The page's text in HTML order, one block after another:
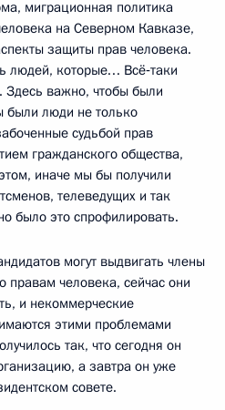
миграционная политика
на Северном Кавказе,
защиты прав человека.
людей, которые… Всё‑таки
Здесь важно, чтобы были
были люди не только
судьбой прав
гражданского общества,
иначе мы бы получили
телеведущих и так
было это спрофилировать.
могут выдвигать члены
правам человека, сейчас они
и некоммерческие
этими проблемами
так, что сегодня он
а завтра он уже
совете.